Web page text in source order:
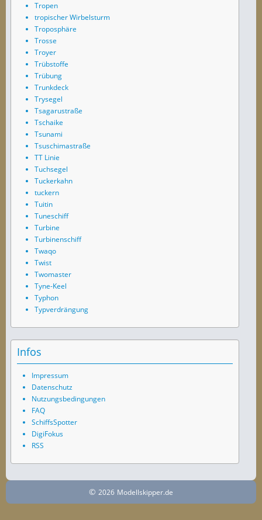
Tropen
tropischer Wirbelsturm
Troposphäre
Trosse
Troyer
Trübstoffe
Trübung
Trunkdeck
Trysegel
Tsagarustraße
Tschaike
Tsunami
Tsuschimastraße
TT Linie
Tuchsegel
Tuckerkahn
tuckern
Tuitin
Tuneschiff
Turbine
Turbinenschiff
Twaqo
Twist
Twomaster
Tyne-Keel
Typhon
Typverdrängung
Infos
Impressum
Datenschutz
Nutzungsbedingungen
FAQ
SchiffsSpotter
DigiFokus
RSS
© 2026 Modellskipper.de